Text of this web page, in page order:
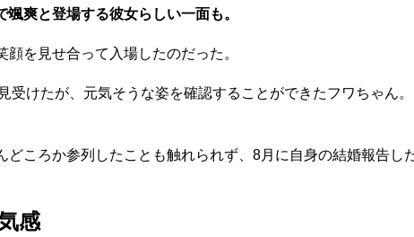
爽と登場する彼女らしい一面も。
を見せ合って入場したのだった。
けたが、元気そうな姿を確認することができたフワちゃん。
ころか参列したことも触れられず、8月に自身の結婚報告し
感